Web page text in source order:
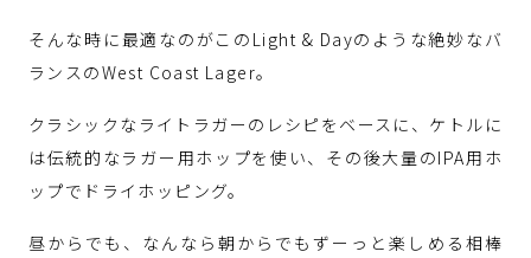
そんな時に最適なのがこのLight & Dayのような絶妙なバ
ランスのWest Coast Lager。
クラシックなライトラガーのレシピをベースに、ケトルに
は伝統的なラガー用ホップを使い、その後大量のIPA用ホ
ップでドライホッピング。
昼からでも、なんなら朝からでもずーっと楽しめる相棒